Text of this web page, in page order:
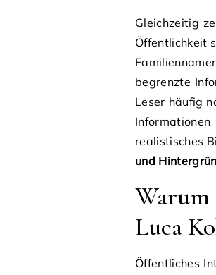
Gleichzeitig
Öffentlichkeit
begrenzte
Leser häufig
realistisches
und
Luca
Öffentliches